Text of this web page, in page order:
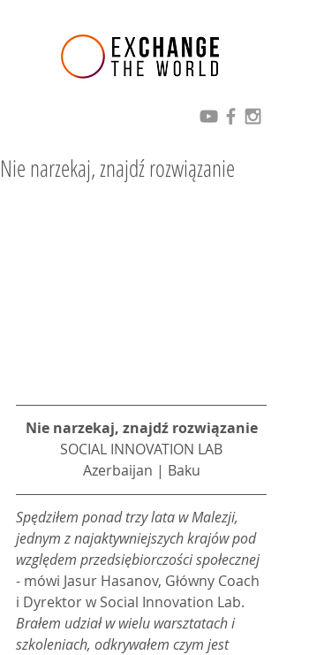
Nie narzekaj, znajdź rozwiązanie
Nie narzekaj, znajdź rozwiązanie
SOCIAL INNOVATION LAB
Azerbaijan | Baku
Spędziłem ponad trzy lata w Malezji,
jednym z najaktywniejszych krajów pod
względem przedsiębiorczości społecznej
- mówi Jasur Hasanov, Główny Coach
i Dyrektor w Social Innovation Lab.
Brałem udział w wielu warsztatach i
szkoleniach, odkrywałem czym jest